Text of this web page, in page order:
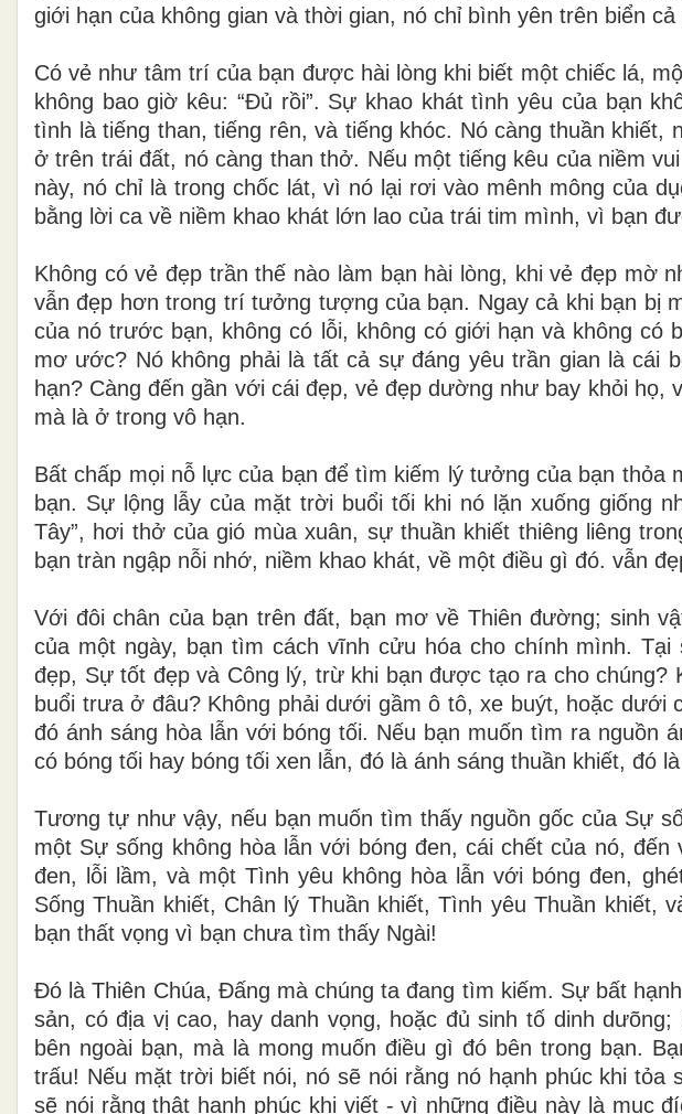
giới hạn của không gian và thời gian, nó chỉ bình yên trên biển cả
Có vẻ như tâm trí của bạn được hài lòng khi biết một chiếc lá,
không bao giờ kêu: “Đủ rồi”. Sự khao khát tình yêu của bạn
tình là tiếng than, tiếng rên, và tiếng khóc. Nó càng thuần khiết,
ở trên trái đất, nó càng than thở. Nếu một tiếng kêu của niềm
này, nó chỉ là trong chốc lát, vì nó lại rơi vào mênh mông của
bằng lời ca về niềm khao khát lớn lao của trái tim mình, vì bạn
Không có vẻ đẹp trần thế nào làm bạn hài lòng, khi vẻ đẹp mờ
vẫn đẹp hơn trong trí tưởng tượng của bạn. Ngay cả khi bạn bị
của nó trước bạn, không có lỗi, không có giới hạn và không có
mơ ước? Nó không phải là tất cả sự đáng yêu trần gian là cái
hạn? Càng đến gần với cái đẹp, vẻ đẹp dường như bay khỏi
mà là ở trong vô hạn.
Bất chấp mọi nỗ lực của bạn để tìm kiếm lý tưởng của bạn thỏa
bạn. Sự lộng lẫy của mặt trời buổi tối khi nó lặn xuống giống
Tây”, hơi thở của gió mùa xuân, sự thuần khiết thiêng liêng
bạn tràn ngập nỗi nhớ, niềm khao khát, về một điều gì đó. vẫn
Với đôi chân của bạn trên đất, bạn mơ về Thiên đường; sinh
của một ngày, bạn tìm cách vĩnh cửu hóa cho chính mình.
đẹp, Sự tốt đẹp và Công lý, trừ khi bạn được tạo ra cho chúng?
buổi trưa ở đâu? Không phải dưới gầm ô tô, xe buýt, hoặc dưới
đó ánh sáng hòa lẫn với bóng tối. Nếu bạn muốn tìm ra nguồn
có bóng tối hay bóng tối xen lẫn, đó là ánh sáng thuần khiết, đó
Tương tự như vậy, nếu bạn muốn tìm thấy nguồn gốc của Sự
một Sự sống không hòa lẫn với bóng đen, cái chết của nó,
đen, lỗi lầm, và một Tình yêu không hòa lẫn với bóng đen,
Sống Thuần khiết, Chân lý Thuần khiết, Tình yêu Thuần khiết,
bạn thất vọng vì bạn chưa tìm thấy Ngài!
Đó là Thiên Chúa, Đấng mà chúng ta đang tìm kiếm. Sự bất
sản, có địa vị cao, hay danh vọng, hoặc đủ sinh tố dinh
bên ngoài bạn, mà là mong muốn điều gì đó bên trong bạn.
trấu! Nếu mặt trời biết nói, nó sẽ nói rằng nó hạnh phúc khi tỏa
sẽ nói rằng thật hạnh phúc khi viết - vì những điều này là mục